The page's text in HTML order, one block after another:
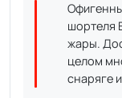
шортеля
жары.
целом
снаряге